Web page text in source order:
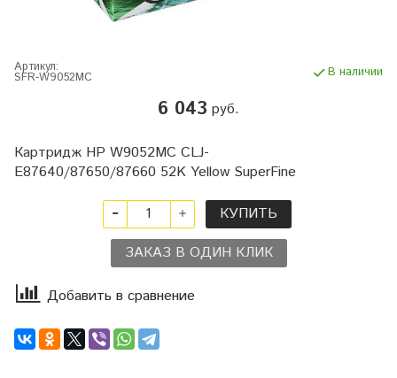
Артикул:
SFR-W9052MC В наличии
6 043 руб.
Картридж HP W9052MC CLJ-
E87640/87650/87660 52K Yellow SuperFine
КУПИТЬ
ЗАКАЗ В ОДИН КЛИК
Добавить в сравнение